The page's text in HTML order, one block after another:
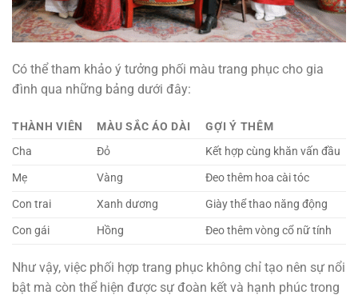
Có thể tham khảo ý tưởng phối màu trang phục cho gia
đình qua những bảng dưới đây:
THÀNH VIÊN MÀU SẮC ÁO DÀI
GỢI Ý THÊM
Cha
Đỏ
Kết hợp cùng khăn vấn đầu
Mẹ
Vàng
Đeo thêm hoa cài tóc
Con trai
Xanh dương
Giày thể thao năng động
Con gái
Hồng Đeo thêm vòng cổ nữ tính
Như vậy, việc phối hợp trang phục không chỉ tạo nên sự nổi
bật mà còn thể hiện được sự đoàn kết và hạnh phúc trong